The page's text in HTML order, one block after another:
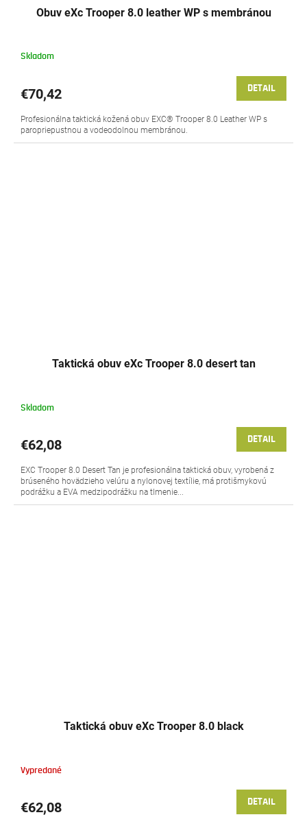
Obuv eXc Trooper 8.0 leather WP s membránou
Skladom
€70,42 DETAIL
Profesionálna taktická kožená obuv EXC® Trooper 8.0 Leather WP s
paropriepustnou a vodeodolnou membránou.
Taktická obuv eXc Trooper 8.0 desert tan
Skladom
€62,08 DETAIL
EXC Trooper 8.0 Desert Tan je profesionálna taktická obuv, vyrobená z
brúseného hovädzieho velúru a nylonovej textílie, má protišmykovú
podrážku a EVA medzipodrážku na tlmenie...
Taktická obuv eXc Trooper 8.0 black
Vypredané
€62,08 DETAIL